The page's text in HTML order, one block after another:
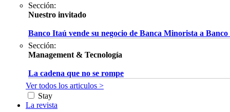
Sección:
Nuestro invitado
Banco Itaú vende su negocio de Banca Minorista a Banco
Sección:
Management & Tecnología
La cadena que no se rompe
Ver todos los articulos >
Stay
La revista